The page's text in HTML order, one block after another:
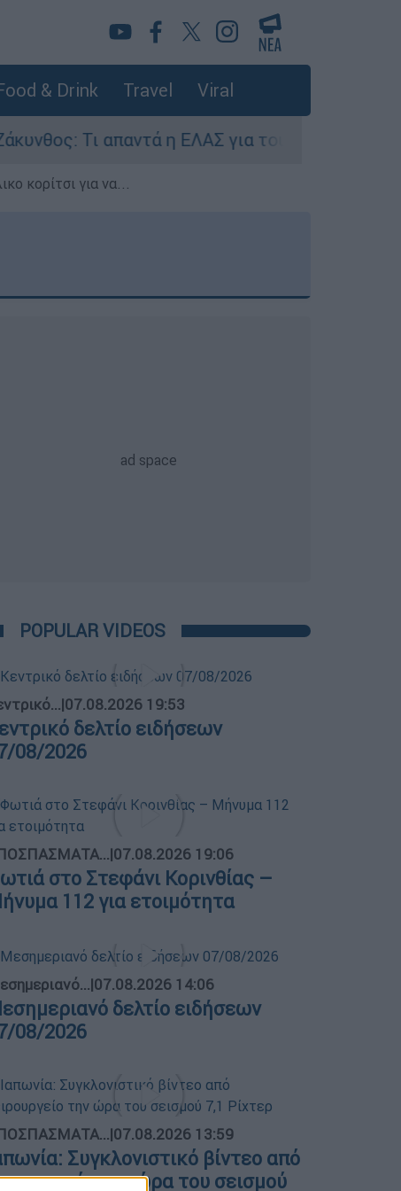
& Drink Travel Viral
η ΕΛΑΣ για τους 8 βιασμούς τουριστριών
κορίτσι για να...
POPULAR VIDEOS
|07.08.2026 19:53
δελτίο ειδήσεων
08/2026
|07.08.2026 19:06
στο Στεφάνι Κορινθίας –
112 για ετοιμότητα
|07.08.2026 14:06
δελτίο ειδήσεων
08/2026
|07.08.2026 13:59
Συγκλονιστικό βίντεο από
την ώρα του σεισμού